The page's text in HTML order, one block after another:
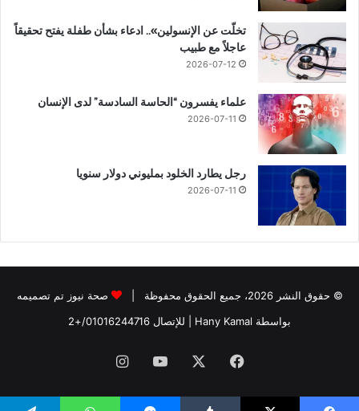
تخلّت عن الإنسولين».. ادعاء بشأن طفلة يفتح تحقيقاً
عاجلاً مع طبيب
2026-07-12
علماء يفسرون “الحاسة السادسة” لدى الإنسان
2026-07-11
رجل يطارد الخلود بمليوني دولار سنويا
2026-07-11
© حقوق النشر 2026، جميع الحقوق محفوظة |
صحة نيوز تم تصميمه
بواسطة Hany Kamal
| للإتصال 01016244716/+2
فيسبوك ‫YouTube